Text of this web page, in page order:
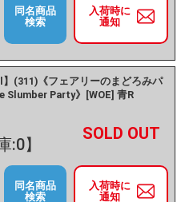
入荷時に
通知
同名商品
検索
】(311)《フェアリーのまどろみパ
Slumber Party》[WOE] 青R
:0】
－ +
入荷時に
通知
同名商品
検索